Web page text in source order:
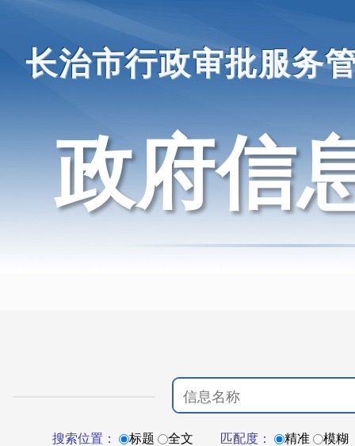
长治市行政审批服务
政府信
搜索位置： 标题 全文 匹配度： 精准 模糊